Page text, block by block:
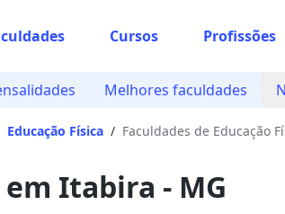
Cursos Profissões
Melhores faculdades
Educação Física / Faculdades de Educação
em Itabira - MG